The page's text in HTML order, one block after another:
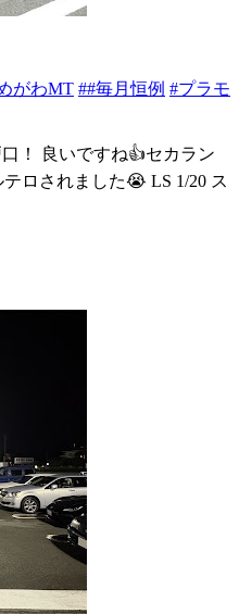
がわMT ##毎月恒例 #プラモ
！ 良いですね👍セカラン
ロされました😭 LS 1/20 ス